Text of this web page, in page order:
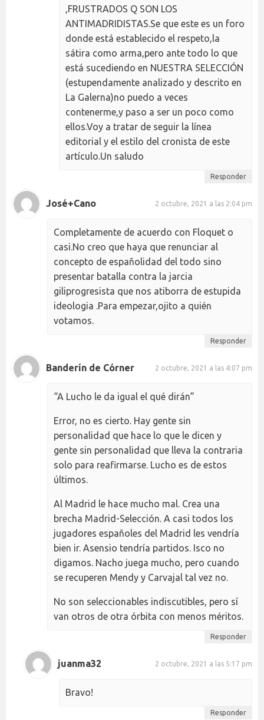
,FRUSTRADOS Q SON LOS
ANTIMADRIDISTAS.Se que este es un foro
donde está establecido el respeto,la
sátira como arma,pero ante todo lo que
está sucediendo en NUESTRA SELECCIÓN
(estupendamente analizado y descrito en
La Galerna)no puedo a veces
contenerme,y paso a ser un poco como
ellos.Voy a tratar de seguir la línea
editorial y el estilo del cronista de este
artículo.Un saludo
Responder
José+Cano 2 octubre, 2021 a las 2:04 pm
Completamente de acuerdo con Floquet o
casi.No creo que haya que renunciar al
concepto de españolidad del todo sino
presentar batalla contra la jarcia
giliprogresista que nos atiborra de estupida
ideologia .Para empezar,ojito a quién
votamos.
Responder
Banderín de Córner 2 octubre, 2021 a las 4:07 pm
“A Lucho le da igual el qué dirán”
Error, no es cierto. Hay gente sin
personalidad que hace lo que le dicen y
gente sin personalidad que lleva la contraria
solo para reafirmarse. Lucho es de estos
últimos.
Al Madrid le hace mucho mal. Crea una
brecha Madrid-Selección. A casi todos los
jugadores españoles del Madrid les vendría
bien ir. Asensio tendría partidos. Isco no
digamos. Nacho juega mucho, pero cuando
se recuperen Mendy y Carvajal tal vez no.
No son seleccionables indiscutibles, pero sí
van otros de otra órbita con menos méritos.
Responder
juanma32 2 octubre, 2021 a las 5:17 pm
Bravo!
Responder